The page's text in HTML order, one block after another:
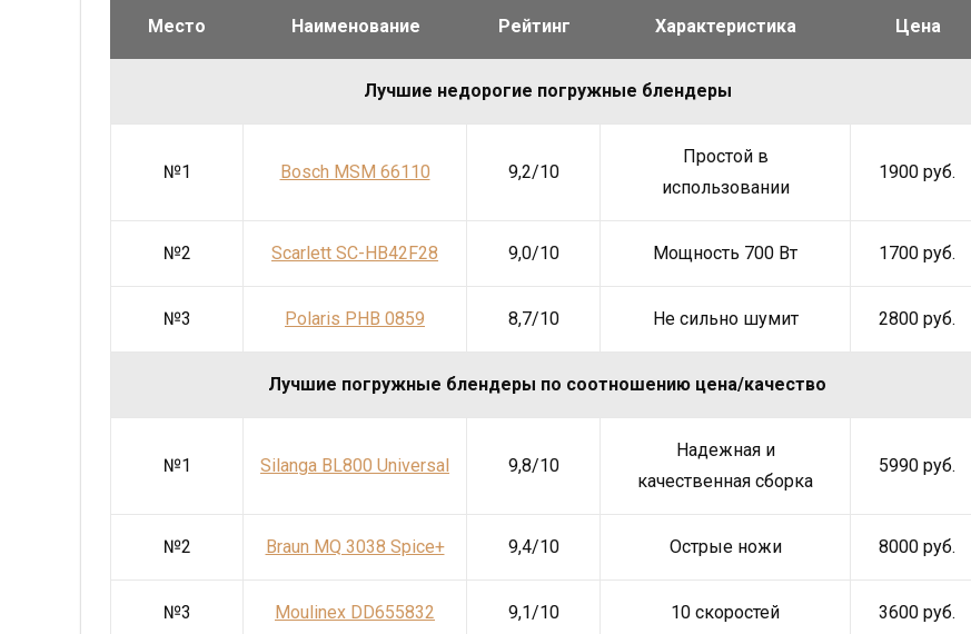
Место Наименование Рейтинг Характеристика Цена
Лучшие недорогие погружные блендеры
№1 Bosch MSM 66110 9,2/10
Простой в
использовании
1900 руб.
№2 Scarlett SC-HB42F28 9,0/10 Мощность 700 Вт 1700 руб.
№3 Polaris PHB 0859 8,7/10 Не сильно шумит 2800 руб.
Лучшие погружные блендеры по соотношению цена/качество
№1 Silanga BL800 Universal 9,8/10
Надежная и
качественная сборка
5990 руб.
№2 Braun MQ 3038 Spice+ 9,4/10 Острые ножи 8000 руб.
№3 Moulinex DD655832 9,1/10 10 скоростей 3600 руб.